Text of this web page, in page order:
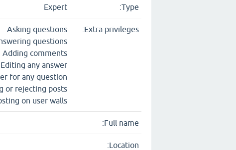
Type:
Expert
Extra privileges:
Asking questions
questions
Adding comments
Editing any answer
for any question
or rejecting posts
on user walls
Full name:
Location: